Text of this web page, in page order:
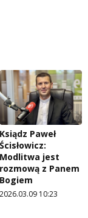
Ksiądz Paweł
Ścisłowicz:
Modlitwa jest
rozmową z Panem
Bogiem
2026.03.09 10:23